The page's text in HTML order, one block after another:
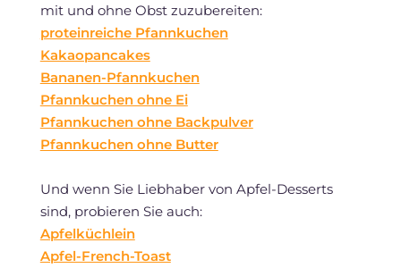
mit und ohne Obst zuzubereiten:
proteinreiche Pfannkuchen
Kakaopancakes
Bananen-Pfannkuchen
Pfannkuchen ohne Ei
Pfannkuchen ohne Backpulver
Pfannkuchen ohne Butter
Und wenn Sie Liebhaber von Apfel-Desserts
sind, probieren Sie auch:
Apfelküchlein
Apfel-French-Toast